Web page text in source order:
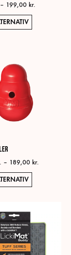
– 199,00 kr.
– 189,00 kr.